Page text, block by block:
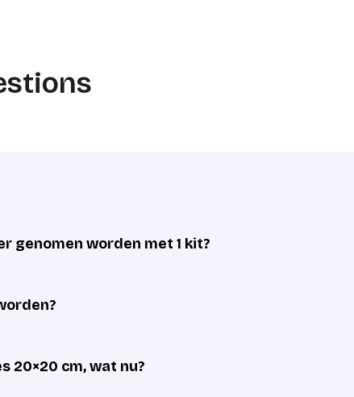
genomen worden met 1 kit?
20×20 cm, wat nu?